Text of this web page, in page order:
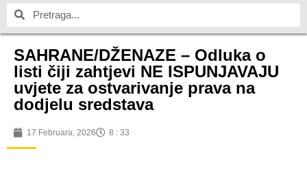
SAHRANE/DŽENAZE – Odluka o
listi čiji zahtjevi NE ISPUNJAVAJU
uvjete za ostvarivanje prava na
dodjelu sredstava
17 Februara, 2026 8 : 33